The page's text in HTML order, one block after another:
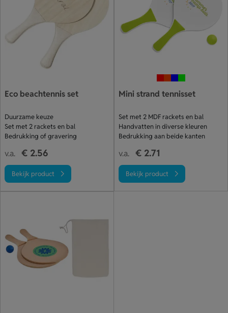
Eco beachtennis set
Duurzame keuze
Set met 2 rackets en bal
Bedrukking of gravering
v.a. € 2.56
Bekijk product
Mini strand tennisset
Set met 2 MDF rackets en bal
Handvatten in diverse kleuren
Bedrukking aan beide kanten
v.a. € 2.71
Bekijk product